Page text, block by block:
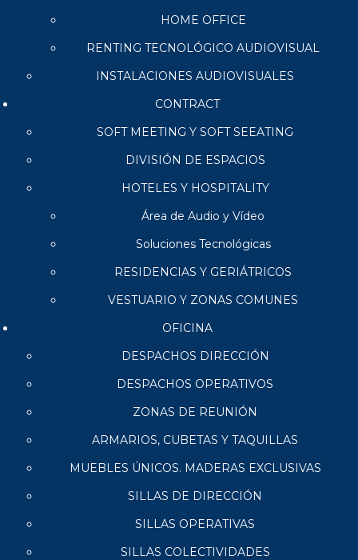
HOME OFFICE
RENTING TECNOLÓGICO AUDIOVISUAL
INSTALACIONES AUDIOVISUALES
CONTRACT
SOFT MEETING Y SOFT SEEATING
DIVISIÓN DE ESPACIOS
HOTELES Y HOSPITALITY
Área de Audio y Vídeo
Soluciones Tecnológicas
RESIDENCIAS Y GERIÁTRICOS
VESTUARIO Y ZONAS COMUNES
OFICINA
DESPACHOS DIRECCIÓN
DESPACHOS OPERATIVOS
ZONAS DE REUNIÓN
ARMARIOS, CUBETAS Y TAQUILLAS
MUEBLES ÚNICOS. MADERAS EXCLUSIVAS
SILLAS DE DIRECCIÓN
SILLAS OPERATIVAS
SILLAS COLECTIVIDADES